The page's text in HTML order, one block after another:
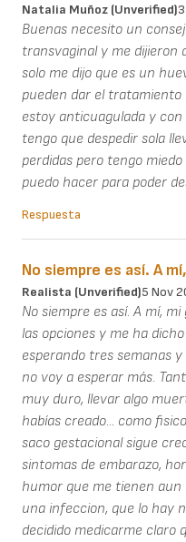
Natalia Muñoz (unverified)
Buenas necesito un
transvaginal y me dijieron
solo me dijo que es un
pueden dar el
estoy anticuagulada y
tengo que despedir sola
perdidas pero tengo
puedo hacer para poder
Respuesta
No siempre es así. A
Realista (unverified)5 Nov
No siempre es así. A mí,
las opciones y me ha
esperando tres semanas
no voy a esperar más.
muy duro, llevar algo
habías creado... como
saco gestacional sigue
sintomas de embarazo,
humor que me tienen aun
una infeccion, que lo hay
decidido medicarme claro